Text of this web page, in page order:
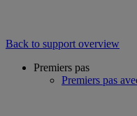
Back to support overview
Premiers pas
Premiers pas